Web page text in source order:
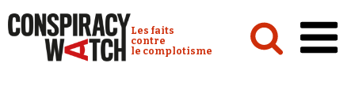
Conspiracy Watch :
Les faits
contre
le complotisme